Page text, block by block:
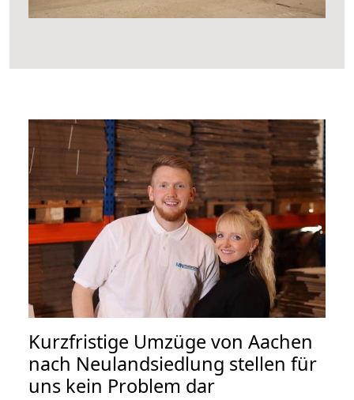
Kurzfristige Umzüge von Aachen
nach Neulandsiedlung stellen für
uns kein Problem dar